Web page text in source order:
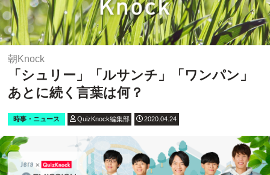
朝Knock
「シュリー」「ルサンチ」「ワンパン」
あとに続く言葉は何？
時事・ニュース QuizKnock編集部 2020.04.24